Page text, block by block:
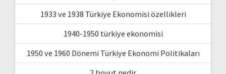
1933 ve 1938 Türkiye Ekonomisi özellikleri
1940-1950 türkiye ekonomisi
1950 ve 1960 Dönemi Türkiye Ekonomi Politikaları